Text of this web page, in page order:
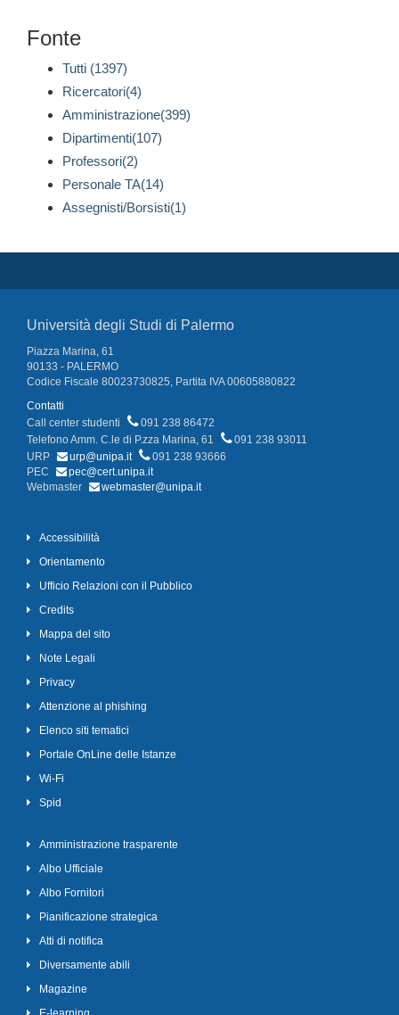
Fonte
Tutti (1397)
Ricercatori(4)
Amministrazione(399)
Dipartimenti(107)
Professori(2)
Personale TA(14)
Assegnisti/Borsisti(1)
Università degli Studi di Palermo
Piazza Marina, 61
90133 - PALERMO
Codice Fiscale 80023730825, Partita IVA 00605880822
Contatti
Call center studenti
091 238 86472
Telefono Amm. C.le di P.zza Marina, 61
091 238 93011
URP
urp@unipa.it
091 238 93666
PEC
pec@cert.unipa.it
Webmaster
webmaster@unipa.it
Accessibilità
Orientamento
Ufficio Relazioni con il Pubblico
Credits
Mappa del sito
Note Legali
Privacy
Attenzione al phishing
Elenco siti tematici
Portale OnLine delle Istanze
Wi-Fi
Spid
Amministrazione trasparente
Albo Ufficiale
Albo Fornitori
Pianificazione strategica
Atti di notifica
Diversamente abili
Magazine